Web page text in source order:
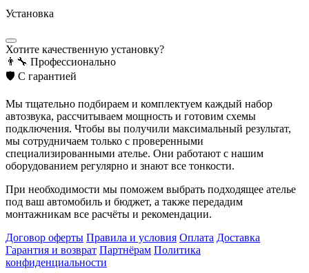
Установка
Хотите качественную установку?
👨‍🔧 Профессионально
🛡️ С гарантией
Мы тщательно подбираем и комплектуем каждый набор
автозвука, рассчитываем мощность и готовим схемы
подключения. Чтобы вы получили максимальный результат,
мы сотрудничаем только с проверенными
специализированными ателье. Они работают с нашим
оборудованием регулярно и знают все тонкости.
При необходимости мы поможем выбрать подходящее ателье
под ваш автомобиль и бюджет, а также передадим
монтажникам все расчёты и рекомендации.
Договор оферты Правила и условия Оплата Доставка
Гарантия и возврат Партнёрам Политика
конфиденциальности